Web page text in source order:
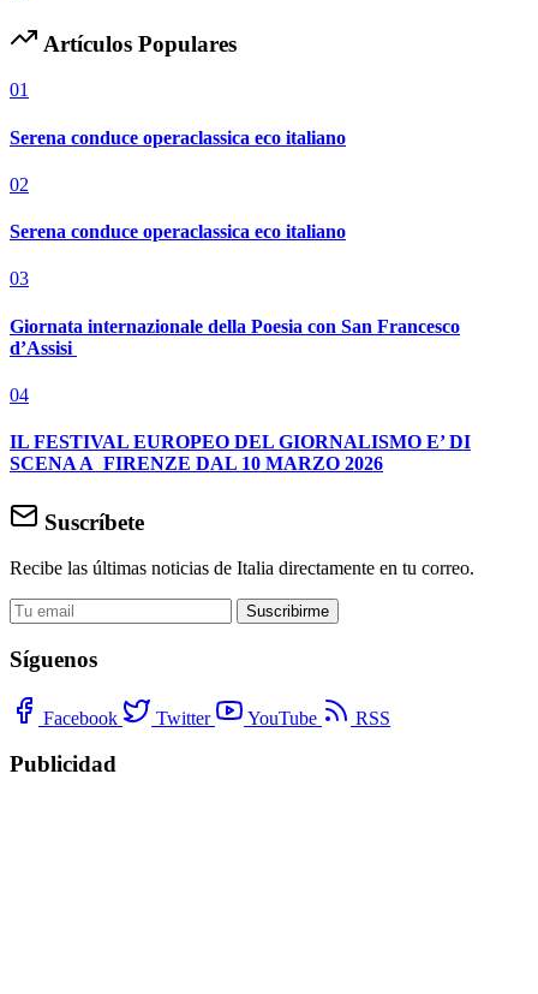
Artículos Populares
01
Serena conduce operaclassica eco italiano
02
Serena conduce operaclassica eco italiano
03
Giornata internazionale della Poesia con San Francesco
d’Assisi
04
IL FESTIVAL EUROPEO DEL GIORNALISMO E’ DI
SCENA A FIRENZE DAL 10 MARZO 2026
Suscríbete
Recibe las últimas noticias de Italia directamente en tu correo.
Suscribirme
Síguenos
Facebook Twitter YouTube RSS
Publicidad